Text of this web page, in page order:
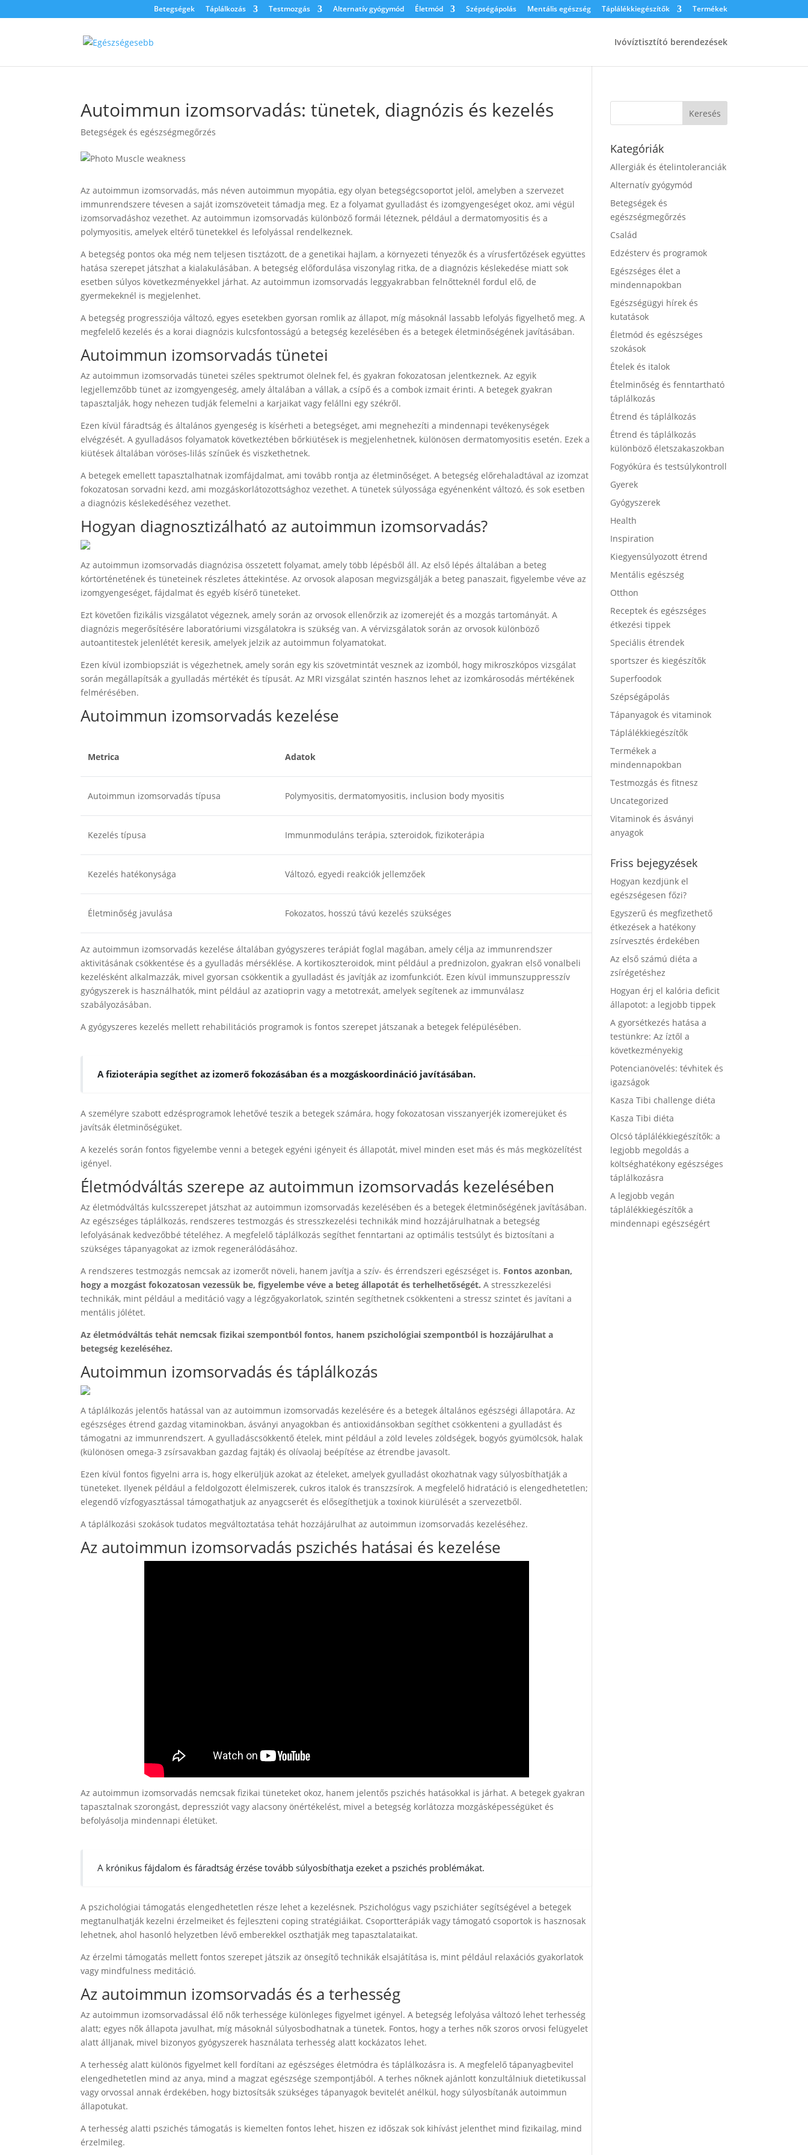
Betegségek Táplálkozás Testmozgás Alternatív gyógymód Életmód Szépségápolás Mentális egészség Táplálékkiegészítők Termékek
Ivóvíztisztító berendezések
Autoimmun izomsorvadás: tünetek, diagnózis és kezelés
Betegségek és egészségmegőrzés
Az autoimmun izomsorvadás, más néven autoimmun myopátia, egy olyan betegségcsoportot jelöl, amelyben a szervezet
immunrendszere tévesen a saját izomszöveteit támadja meg. Ez a folyamat gyulladást és izomgyengeséget okoz, ami végül
izomsorvadáshoz vezethet. Az autoimmun izomsorvadás különböző formái léteznek, például a dermatomyositis és a
polymyositis, amelyek eltérő tünetekkel és lefolyással rendelkeznek.
A betegség pontos oka még nem teljesen tisztázott, de a genetikai hajlam, a környezeti tényezők és a vírusfertőzések együttes
hatása szerepet játszhat a kialakulásában. A betegség előfordulása viszonylag ritka, de a diagnózis késlekedése miatt sok
esetben súlyos következményekkel járhat. Az autoimmun izomsorvadás leggyakrabban felnőtteknél fordul elő, de
gyermekeknél is megjelenhet.
A betegség progressziója változó, egyes esetekben gyorsan romlik az állapot, míg másoknál lassabb lefolyás figyelhető meg. A
megfelelő kezelés és a korai diagnózis kulcsfontosságú a betegség kezelésében és a betegek életminőségének javításában.
Autoimmun izomsorvadás tünetei
Az autoimmun izomsorvadás tünetei széles spektrumot ölelnek fel, és gyakran fokozatosan jelentkeznek. Az egyik
legjellemzőbb tünet az izomgyengeség, amely általában a vállak, a csípő és a combok izmait érinti. A betegek gyakran
tapasztalják, hogy nehezen tudják felemelni a karjaikat vagy felállni egy székről.
Ezen kívül fáradtság és általános gyengeség is kísérheti a betegséget, ami megnehezíti a mindennapi tevékenységek
elvégzését. A gyulladásos folyamatok következtében bőrkiütések is megjelenhetnek, különösen dermatomyositis esetén. Ezek a
kiütések általában vöröses-lilás színűek és viszkethetnek.
A betegek emellett tapasztalhatnak izomfájdalmat, ami tovább rontja az életminőséget. A betegség előrehaladtával az izomzat
fokozatosan sorvadni kezd, ami mozgáskorlátozottsághoz vezethet. A tünetek súlyossága egyénenként változó, és sok esetben
a diagnózis késlekedéséhez vezethet.
Hogyan diagnosztizálható az autoimmun izomsorvadás?
Az autoimmun izomsorvadás diagnózisa összetett folyamat, amely több lépésből áll. Az első lépés általában a beteg
kórtörténetének és tüneteinek részletes áttekintése. Az orvosok alaposan megvizsgálják a beteg panaszait, figyelembe véve az
izomgyengeséget, fájdalmat és egyéb kísérő tüneteket.
Ezt követően fizikális vizsgálatot végeznek, amely során az orvosok ellenőrzik az izomerejét és a mozgás tartományát. A
diagnózis megerősítésére laboratóriumi vizsgálatokra is szükség van. A vérvizsgálatok során az orvosok különböző
autoantitestek jelenlétét keresik, amelyek jelzik az autoimmun folyamatokat.
Ezen kívül izombiopsziát is végezhetnek, amely során egy kis szövetmintát vesznek az izomból, hogy mikroszkópos vizsgálat
során megállapítsák a gyulladás mértékét és típusát. Az MRI vizsgálat szintén hasznos lehet az izomkárosodás mértékének
felmérésében.
Autoimmun izomsorvadás kezelése
Metrica Adatok
Autoimmun izomsorvadás típusa Polymyositis, dermatomyositis, inclusion body myositis
Kezelés típusa Immunmoduláns terápia, szteroidok, fizikoterápia
Kezelés hatékonysága Változó, egyedi reakciók jellemzőek
Életminőség javulása Fokozatos, hosszú távú kezelés szükséges
Az autoimmun izomsorvadás kezelése általában gyógyszeres terápiát foglal magában, amely célja az immunrendszer
aktivitásának csökkentése és a gyulladás mérséklése. A kortikoszteroidok, mint például a prednizolon, gyakran első vonalbeli
kezelésként alkalmazzák, mivel gyorsan csökkentik a gyulladást és javítják az izomfunkciót. Ezen kívül immunszuppresszív
gyógyszerek is használhatók, mint például az azatioprin vagy a metotrexát, amelyek segítenek az immunválasz
szabályozásában.
A gyógyszeres kezelés mellett rehabilitációs programok is fontos szerepet játszanak a betegek felépülésében.
A fizioterápia segíthet az izomerő fokozásában és a mozgáskoordináció javításában.
A személyre szabott edzésprogramok lehetővé teszik a betegek számára, hogy fokozatosan visszanyerjék izomerejüket és
javítsák életminőségüket.
A kezelés során fontos figyelembe venni a betegek egyéni igényeit és állapotát, mivel minden eset más és más megközelítést
igényel.
Életmódváltás szerepe az autoimmun izomsorvadás kezelésében
Az életmódváltás kulcsszerepet játszhat az autoimmun izomsorvadás kezelésében és a betegek életminőségének javításában.
Az egészséges táplálkozás, rendszeres testmozgás és stresszkezelési technikák mind hozzájárulhatnak a betegség
lefolyásának kedvezőbbé tételéhez. A megfelelő táplálkozás segíthet fenntartani az optimális testsúlyt és biztosítani a
szükséges tápanyagokat az izmok regenerálódásához.
A rendszeres testmozgás nemcsak az izomerőt növeli, hanem javítja a szív- és érrendszeri egészséget is. Fontos azonban,
hogy a mozgást fokozatosan vezessük be, figyelembe véve a beteg állapotát és terhelhetőségét. A stresszkezelési
technikák, mint például a meditáció vagy a légzőgyakorlatok, szintén segíthetnek csökkenteni a stressz szintet és javítani a
mentális jólétet.
Az életmódváltás tehát nemcsak fizikai szempontból fontos, hanem pszichológiai szempontból is hozzájárulhat a
betegség kezeléséhez.
Autoimmun izomsorvadás és táplálkozás
A táplálkozás jelentős hatással van az autoimmun izomsorvadás kezelésére és a betegek általános egészségi állapotára. Az
egészséges étrend gazdag vitaminokban, ásványi anyagokban és antioxidánsokban segíthet csökkenteni a gyulladást és
támogatni az immunrendszert. A gyulladáscsökkentő ételek, mint például a zöld leveles zöldségek, bogyós gyümölcsök, halak
(különösen omega-3 zsírsavakban gazdag fajták) és olívaolaj beépítése az étrendbe javasolt.
Ezen kívül fontos figyelni arra is, hogy elkerüljük azokat az ételeket, amelyek gyulladást okozhatnak vagy súlyosbíthatják a
tüneteket. Ilyenek például a feldolgozott élelmiszerek, cukros italok és transzzsírok. A megfelelő hidratáció is elengedhetetlen;
elegendő vízfogyasztással támogathatjuk az anyagcserét és elősegíthetjük a toxinok kiürülését a szervezetből.
A táplálkozási szokások tudatos megváltoztatása tehát hozzájárulhat az autoimmun izomsorvadás kezeléséhez.
Az autoimmun izomsorvadás pszichés hatásai és kezelése
Az autoimmun izomsorvadás nemcsak fizikai tüneteket okoz, hanem jelentős pszichés hatásokkal is járhat. A betegek gyakran
tapasztalnak szorongást, depressziót vagy alacsony önértékelést, mivel a betegség korlátozza mozgásképességüket és
befolyásolja mindennapi életüket.
A krónikus fájdalom és fáradtság érzése tovább súlyosbíthatja ezeket a pszichés problémákat.
A pszichológiai támogatás elengedhetetlen része lehet a kezelésnek. Pszichológus vagy pszichiáter segítségével a betegek
megtanulhatják kezelni érzelmeiket és fejleszteni coping stratégiáikat. Csoportterápiák vagy támogató csoportok is hasznosak
lehetnek, ahol hasonló helyzetben lévő emberekkel oszthatják meg tapasztalataikat.
Az érzelmi támogatás mellett fontos szerepet játszik az önsegítő technikák elsajátítása is, mint például relaxációs gyakorlatok
vagy mindfulness meditáció.
Az autoimmun izomsorvadás és a terhesség
Az autoimmun izomsorvadással élő nők terhessége különleges figyelmet igényel. A betegség lefolyása változó lehet terhesség
alatt; egyes nők állapota javulhat, míg másoknál súlyosbodhatnak a tünetek. Fontos, hogy a terhes nők szoros orvosi felügyelet
alatt álljanak, mivel bizonyos gyógyszerek használata terhesség alatt kockázatos lehet.
A terhesség alatt különös figyelmet kell fordítani az egészséges életmódra és táplálkozásra is. A megfelelő tápanyagbevitel
elengedhetetlen mind az anya, mind a magzat egészsége szempontjából. A terhes nőknek ajánlott konzultálniuk dietetikussal
vagy orvossal annak érdekében, hogy biztosítsák szükséges tápanyagok bevitelét anélkül, hogy súlyosbítanák autoimmun
állapotukat.
A terhesség alatti pszichés támogatás is kiemelten fontos lehet, hiszen ez időszak sok kihívást jelenthet mind fizikailag, mind
érzelmileg.
Kategóriák
Allergiák és ételintoleranciák
Alternatív gyógymód
Betegségek és
egészségmegőrzés
Család
Edzésterv és programok
Egészséges élet a
mindennapokban
Egészségügyi hírek és
kutatások
Életmód és egészséges
szokások
Ételek és italok
Ételminőség és fenntartható
táplálkozás
Étrend és táplálkozás
Étrend és táplálkozás
különböző életszakaszokban
Fogyókúra és testsúlykontroll
Gyerek
Gyógyszerek
Health
Inspiration
Kiegyensúlyozott étrend
Mentális egészség
Otthon
Receptek és egészséges
étkezési tippek
Speciális étrendek
sportszer és kiegészítők
Superfoodok
Szépségápolás
Tápanyagok és vitaminok
Táplálékkiegészítők
Termékek a
mindennapokban
Testmozgás és fitnesz
Uncategorized
Vitaminok és ásványi
anyagok
Friss bejegyzések
Hogyan kezdjünk el
egészségesen főzi?
Egyszerű és megfizethető
étkezések a hatékony
zsírvesztés érdekében
Az első számú diéta a
zsírégetéshez
Hogyan érj el kalória deficit
állapotot: a legjobb tippek
A gyorsétkezés hatása a
testünkre: Az íztől a
következményekig
Potencianövelés: tévhitek és
igazságok
Kasza Tibi challenge diéta
Kasza Tibi diéta
Olcsó táplálékkiegészítők: a
legjobb megoldás a
költséghatékony egészséges
táplálkozásra
A legjobb vegán
táplálékkiegészítők a
mindennapi egészségért